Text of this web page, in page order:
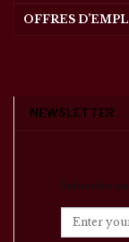
OFFRES
NEWSLETTER
Subscribe